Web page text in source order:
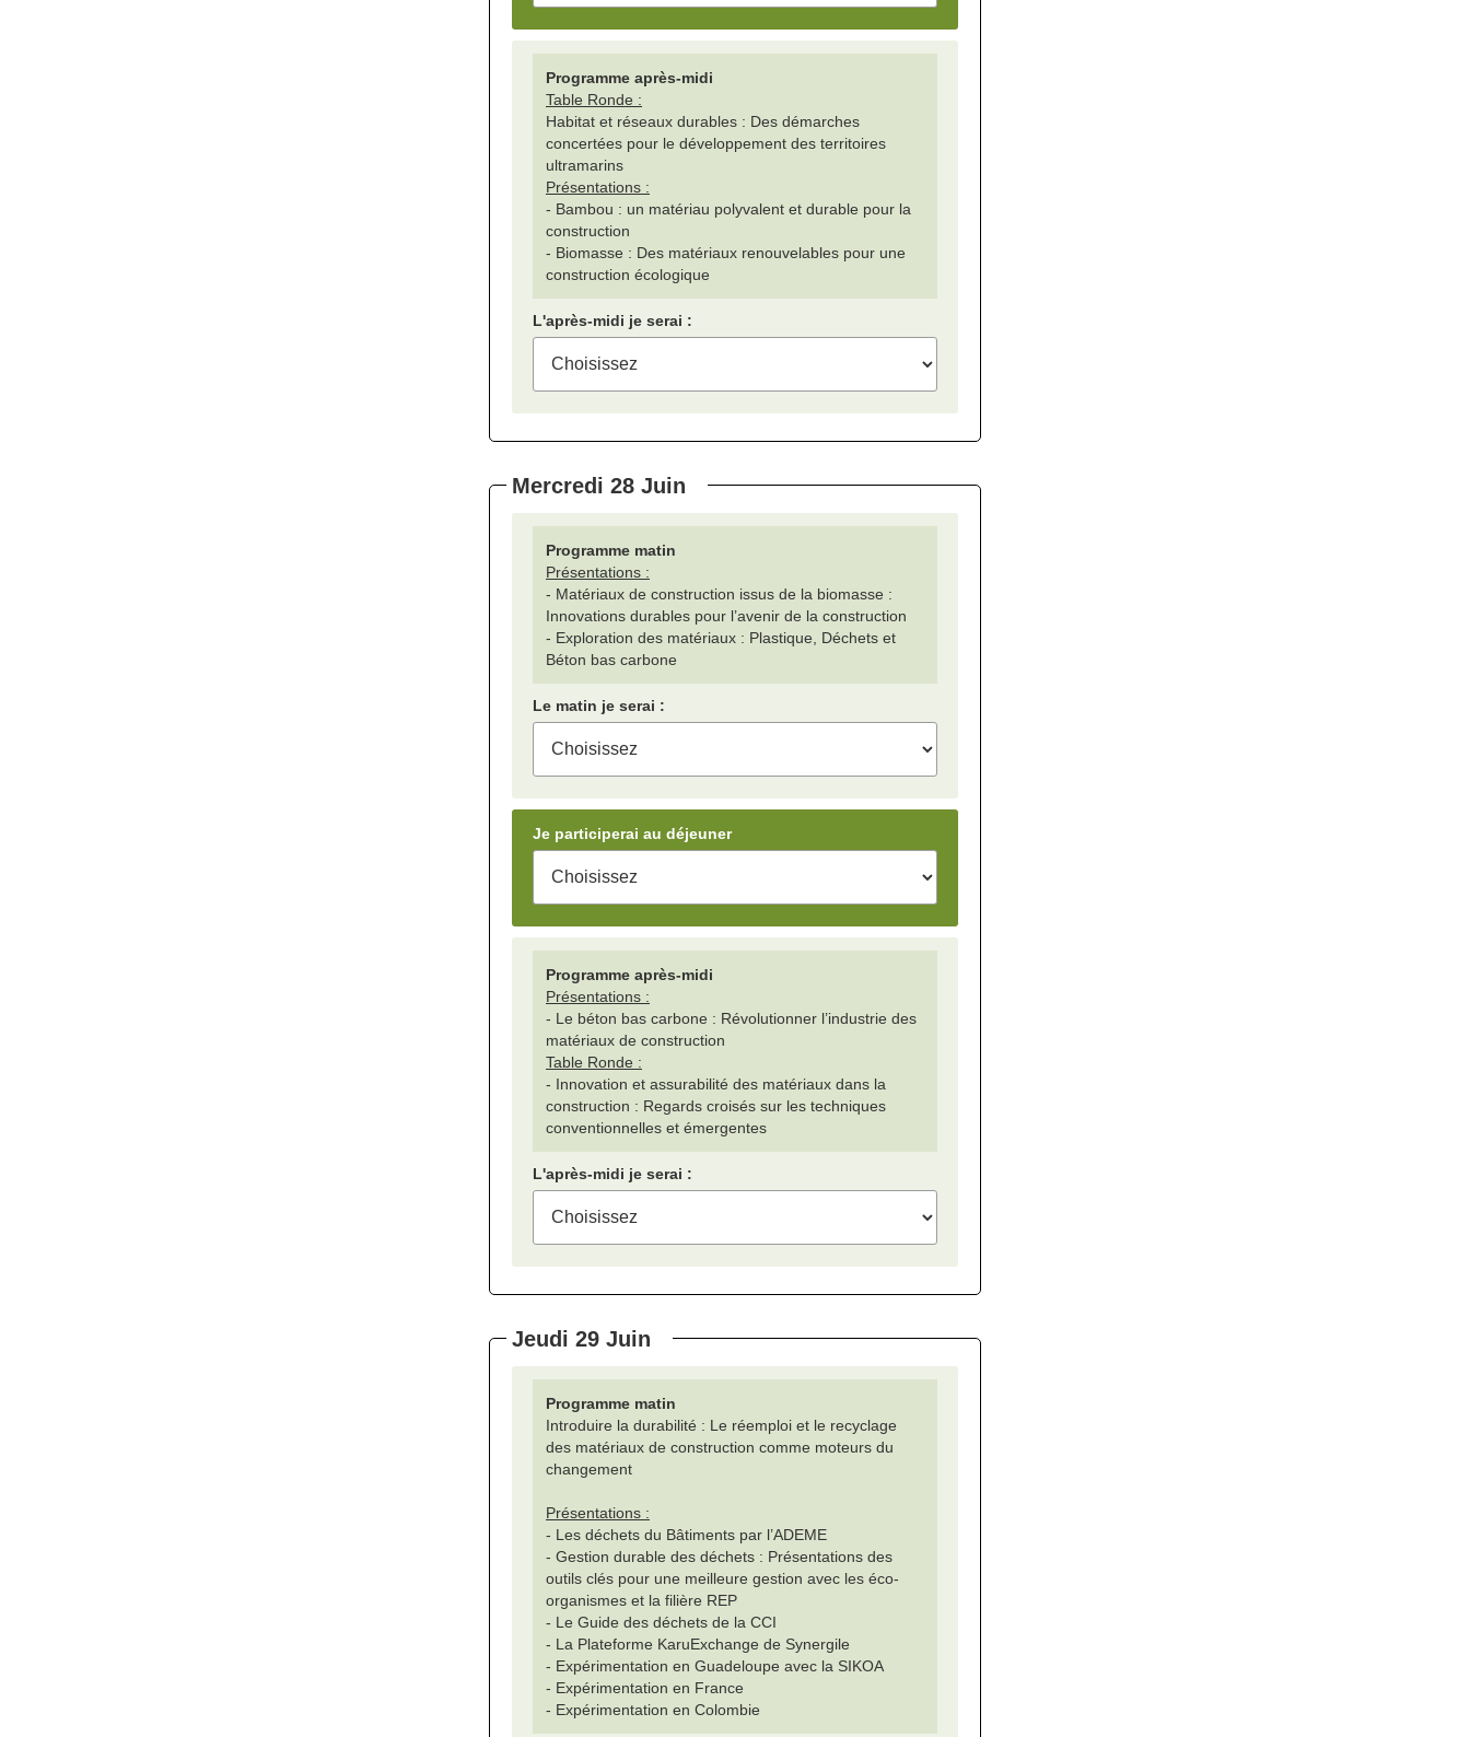
Programme après-midi
Table Ronde :
Habitat et réseaux durables : Des démarches
concertées pour le développement des territoires
ultramarins
Présentations :
- Bambou : un matériau polyvalent et durable pour la
construction
- Biomasse : Des matériaux renouvelables pour une
construction écologique
L'après-midi je serai :
Programme matin
Présentations :
- Matériaux de construction issus de la biomasse :
Innovations durables pour l’avenir de la construction
- Exploration des matériaux : Plastique, Déchets et
Béton bas carbone
Le matin je serai :
Je participerai au déjeuner
Programme après-midi
Présentations :
- Le béton bas carbone : Révolutionner l’industrie des
matériaux de construction
Table Ronde :
- Innovation et assurabilité des matériaux dans la
construction : Regards croisés sur les techniques
conventionnelles et émergentes
L'après-midi je serai :
Mercredi 28 Juin
Programme matin
Introduire la durabilité : Le réemploi et le recyclage
des matériaux de construction comme moteurs du
changement
Présentations :
- Les déchets du Bâtiments par l’ADEME
- Gestion durable des déchets : Présentations des
outils clés pour une meilleure gestion avec les éco-
organismes et la filière REP
- Le Guide des déchets de la CCI
- La Plateforme KaruExchange de Synergile
- Expérimentation en Guadeloupe avec la SIKOA
- Expérimentation en France
- Expérimentation en Colombie
Jeudi 29 Juin